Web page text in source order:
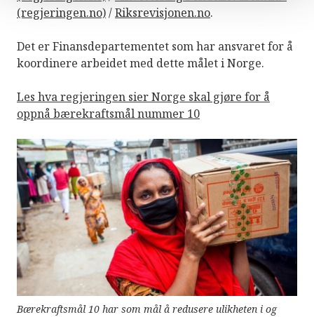
(regjeringen.no)/Riksrevisjonen.no.
Det er Finansdepartementet som har ansvaret for å
koordinere arbeidet med dette målet i Norge.
Les hva regjeringen sier Norge skal gjøre for å
oppnå bærekraftsmål nummer 10
Bærekraftsmål 10 har som mål å redusere ulikheten i og